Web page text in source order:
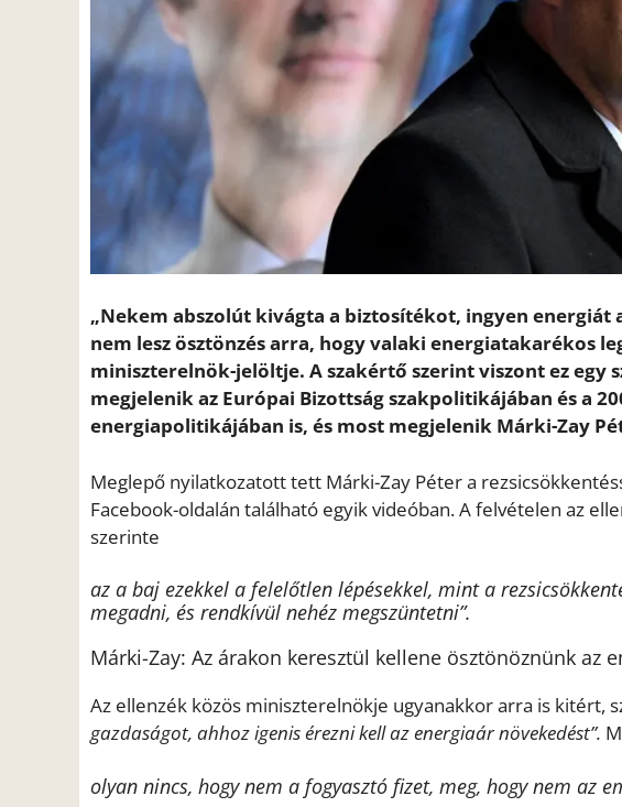
„Nekem abszolút kivágta a biztosítékot, ingyen
nem lesz ösztönzés arra, hogy valaki energiatakarékos
miniszterelnök-jelöltje. A szakértő szerint viszont ez egy
megjelenik az Európai Bizottság szakpolitikájában és a
energiapolitikájában is, és most megjelenik Márki-Zay
Meglepő nyilatkozatott tett Márki-Zay Péter a
Facebook-oldalán található egyik videóban. A felvételen az
szerinte
az a baj ezekkel a felelőtlen lépésekkel, mint a
megadni, és rendkívül nehéz megszüntetni”.
Márki-Zay: Az árakon keresztül kellene ösztönöznünk az
Az ellenzék közös miniszterelnökje ugyanakkor arra is kitért,
gazdaságot, ahhoz igenis érezni kell az energiaár növekedést”.
olyan nincs, hogy nem a fogyasztó fizet, meg, hogy nem az